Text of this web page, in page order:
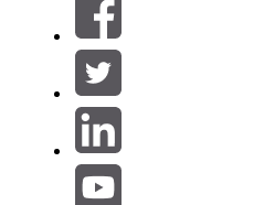
Filtros (0)
SELECCIONAR FILTROS
Área de productos